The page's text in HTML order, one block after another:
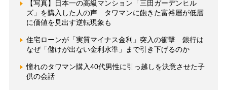
【写真】日本一の高級マンション「三田ガーデンヒル
ズ」を購入した人の声 タワマンに飽きた富裕層が低層
に価値を見出す逆転現象も
住宅ローンが「実質マイナス金利」突入の衝撃 銀行は
なぜ「儲けが出ない金利水準」まで引き下げるのか
憧れのタワマン購入40代男性に引っ越しを決意させた子
供の会話